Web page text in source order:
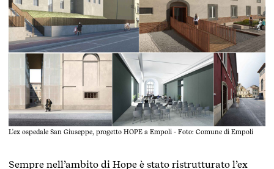
L'ex ospedale San Giuseppe, progetto HOPE a Empoli - Foto: Comune di Empoli
Sempre nell’ambito di Hope è stato ristrutturato l’ex